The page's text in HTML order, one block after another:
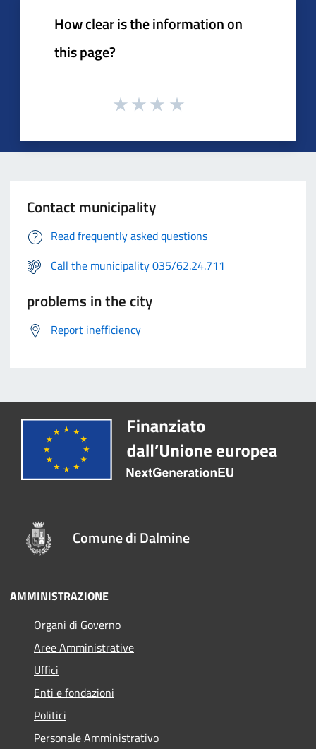
How clear is the information on
this page?
Contact municipality
Read frequently asked questions
Call the municipality 035/62.24.711
problems in the city
Report inefficiency
Comune di Dalmine
AMMINISTRAZIONE
Organi di Governo
Aree Amministrative
Uffici
Enti e fondazioni
Politici
Personale Amministrativo